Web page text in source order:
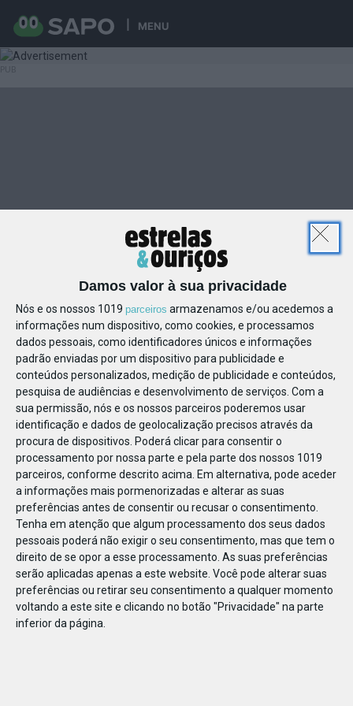
MENU
Damos valor à sua privacidade
Nós e os nossos 1019 parceiros armazenamos e/ou acedemos a
informações num dispositivo, como cookies, e processamos
dados pessoais, como identificadores únicos e informações
padrão enviadas por um dispositivo para publicidade e
conteúdos personalizados, medição de publicidade e conteúdos,
pesquisa de audiências e desenvolvimento de serviços. Com a
sua permissão, nós e os nossos parceiros poderemos usar
identificação e dados de geolocalização precisos através da
procura de dispositivos. Poderá clicar para consentir o
processamento por nossa parte e pela parte dos nossos 1019
parceiros, conforme descrito acima. Em alternativa, pode aceder
a informações mais pormenorizadas e alterar as suas
preferências antes de consentir ou recusar o consentimento.
Tenha em atenção que algum processamento dos seus dados
pessoais poderá não exigir o seu consentimento, mas que tem o
direito de se opor a esse processamento. As suas preferências
serão aplicadas apenas a este website. Você pode alterar suas
preferências ou retirar seu consentimento a qualquer momento
voltando a este site e clicando no botão "Privacidade" na parte
inferior da página.
69728138893213